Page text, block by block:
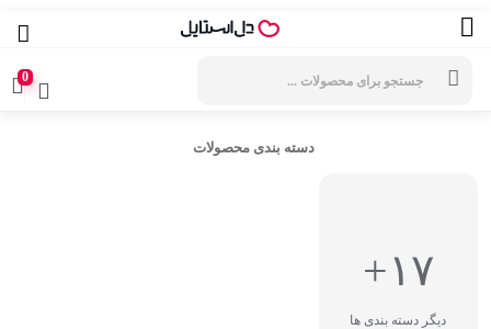
0
دسته بندی محصولات
۱۷+
دیگر دسته بندی ها